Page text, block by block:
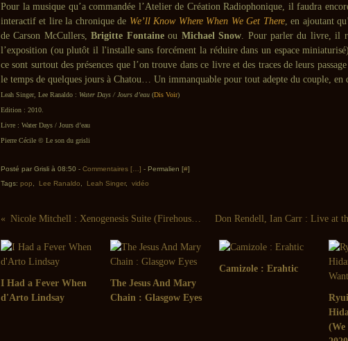
Pour la musique qu’a commandée l’Atelier de Création Radiophonique, il faudra
interactif et lire la chronique de We’ll Know Where When We Get There, en ajoutant
de Carson McCullers,Brigitte Fontaineou Michael Snow. Pour parler du livre, il
l’exposition (ou plutôt il l'installe sans forcément la réduire dans un espace
ce sont surtout des présences que l’on trouve dans ce livre et des traces de leurs
le temps de quelques jours à Chatou… Un immanquable pour tout adepte du couple, en
Leah Singer, Lee Ranaldo : Water Days / Jours d’eau (Dis Voir)
Edition : 2010.
Livre : Water Days / Jours d’eau
Pierre Cécile © Le son du grisli
Posté par Grisli à 08:50 - Commentaires [ ] - Permalien [#]
Tags: pop Lee Ranaldo Leah Singer, vidéo
Nicole Mitchell : Xenogenesis Suite (Firehouse 12, 2010)
I Had a Fever When
d'Arto Lindsay
The Jesus And Mary
Chain : Glasgow Eyes
Camizole : Erahtic
(We